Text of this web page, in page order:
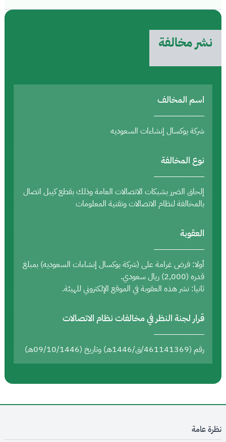
نشر مخالفة
اسم المخالف
شركة يوكسال إنشاءات السعوديه
نوع المخالفة
إلحاق الضرر بشبكات الاتصالات العامة وذلك بقطع كيبل اتصال
بالمخالفة لنظام الاتصالات وتقنية المعلومات
العقوبة
أولا: فرض غرامة على (شركة يوكسال إنشاءات السعوديه) بمبلغ
قدره (2,000) ريال سعودي.
ثانيا: نشر هذه العقوبة في الموقع الإلكتروني للهيئة.
قرار لجنة النظر في مخالفات نظام الاتصالات
رقم (461141369/ق/1446هـ) وتاريخ (09/10/1446هـ)
نظرة عامة